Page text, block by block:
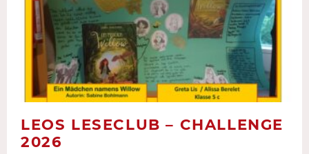
LEOS LESECLUB – CHALLENGE
2026